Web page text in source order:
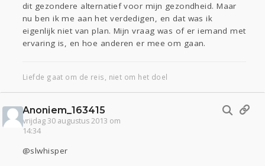
dit gezondere alternatief voor mijn gezondheid. Maar
nu ben ik me aan het verdedigen, en dat was ik
eigenlijk niet van plan. Mijn vraag was of er iemand met
ervaring is, en hoe anderen er mee om gaan.
Liefde gaat om de reis, niet om het doel
Anoniem_163415
vrijdag 30 augustus 2013 om
14:34
@slwhisper